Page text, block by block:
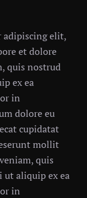
adipiscing elit,
et dolore
quis nostrud
ex ea
in
dolore eu
cupidatat
mollit
quis
aliquip ex ea
in